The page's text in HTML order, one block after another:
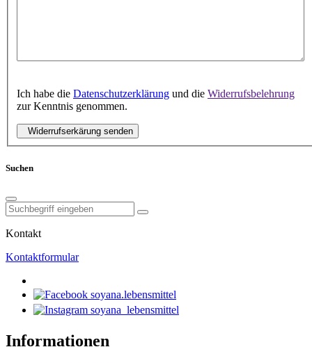
Ich habe die Datenschutzerklärung und die Widerrufsbelehrung
zur Kenntnis genommen.
Widerrufserkärung senden
Suchen
Kontakt
Kontaktformular
soyana.lebensmittel
soyana_lebensmittel
Informationen